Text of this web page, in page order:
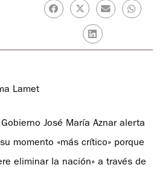
Lamet
José María Aznar alerta
momento «más crítico» porque
eliminar la nación» a través de